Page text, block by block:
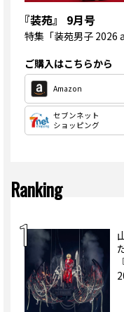
『装苑』 9月号
特集 「装苑男子 2026
ご購入はこちらから
Amazon
セブンネット
ショッピング
Ranking